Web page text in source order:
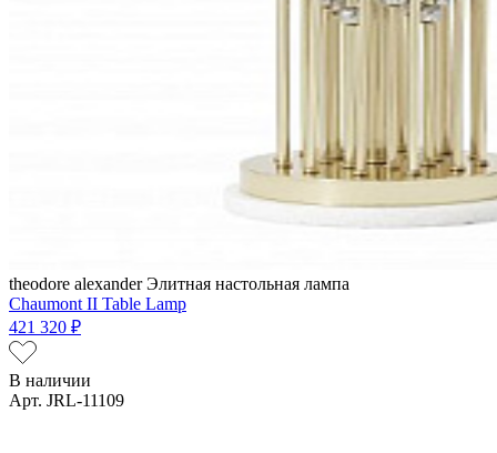
theodore alexanderЭлитная настольная лампа
Chaumont II Table Lamp
421 320 ₽
В наличии
Арт. JRL-11109